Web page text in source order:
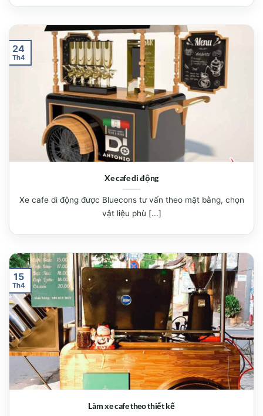
Xe cafe di động
Xe cafe di động được Bluecons tư vấn theo mặt bằng, chọn
vật liệu phù [...]
24
Th4
Làm xe cafe theo thiết kế
15
Th4